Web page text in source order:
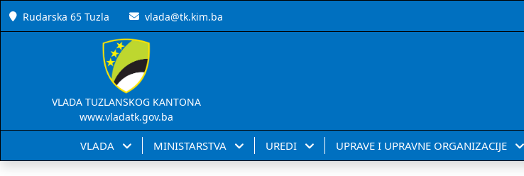
Rudarska 65 Tuzla vlada@tk.kim.ba
VLADA TUZLANSKOG KANTONA
www.vladatk.gov.ba
VLADA MINISTARSTVA UREDI UPRAVE I UPRAVNE ORGANIZACIJE